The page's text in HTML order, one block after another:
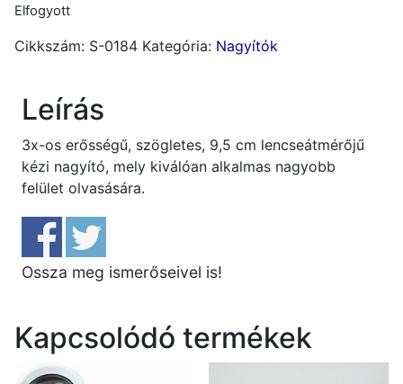
Elfogyott
Cikkszám: S-0184 Kategória: Nagyítók
Leírás
3x-os erősségű, szögletes, 9,5 cm lencseátmérőjű
kézi nagyító, mely kiválóan alkalmas nagyobb
felület olvasására.
Ossza meg ismerőseivel is!
Kapcsolódó termékek